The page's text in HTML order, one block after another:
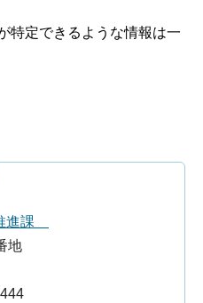
特定できるような情報は一
進課
地